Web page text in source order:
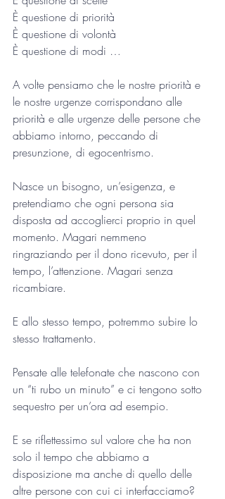
È questione di priorità
È questione di volontà
È questione di modi …
A volte pensiamo che le nostre priorità e
le nostre urgenze corrispondano alle
priorità e alle urgenze delle persone che
abbiamo intorno, peccando di
presunzione, di egocentrismo.
Nasce un bisogno, un’esigenza, e
pretendiamo che ogni persona sia
disposta ad accoglierci proprio in quel
momento. Magari nemmeno
ringraziando per il dono ricevuto, per il
tempo, l’attenzione. Magari senza
ricambiare.
E allo stesso tempo, potremmo subire lo
stesso trattamento.
Pensate alle telefonate che nascono con
un “ti rubo un minuto” e ci tengono sotto
sequestro per un’ora ad esempio.
E se riflettessimo sul valore che ha non
solo il tempo che abbiamo a
disposizione ma anche di quello delle
altre persone con cui ci interfacciamo?